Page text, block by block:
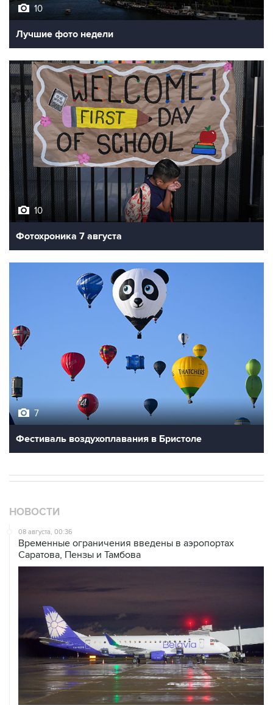
10
Лучшие фото недели
10
Фотохроника 7 августа
7
Фестиваль воздухоплавания в Бристоле
НОВОСТИ
08 августа, 00:36
Временные ограничения введены в аэропортах
Саратова, Пензы и Тамбова